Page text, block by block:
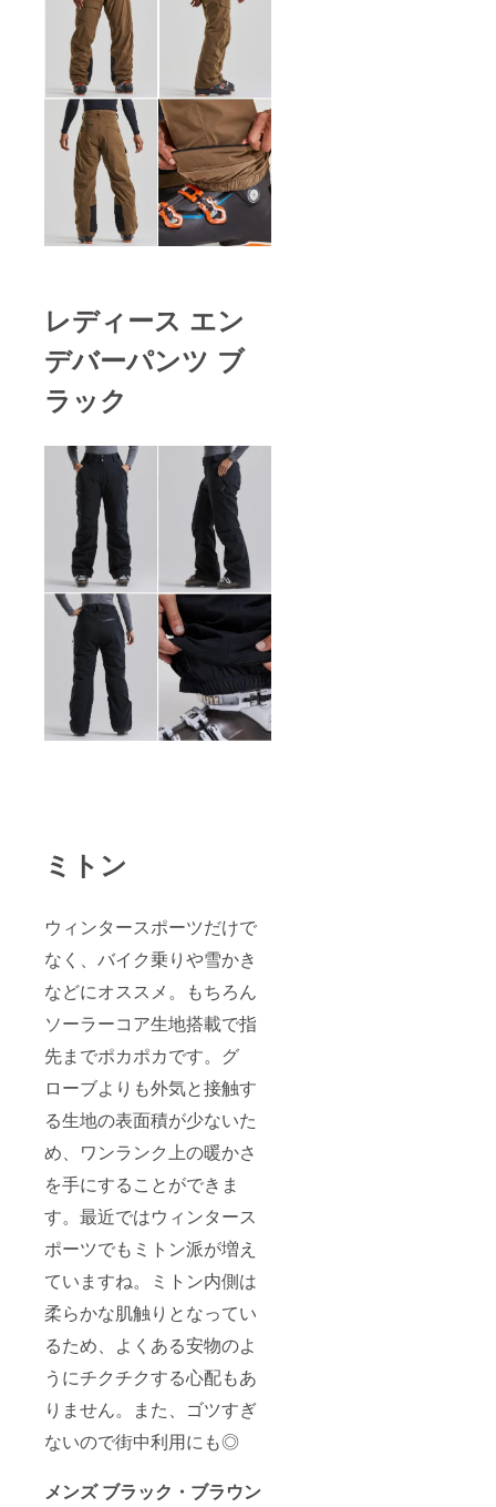
レディース エン
デバーパンツ ブ
ラック
ミトン
ウィンタースポーツだけで
なく、バイク乗りや雪かき
などにオススメ。もちろん
ソーラーコア生地搭載で指
先までポカポカです。グ
ローブよりも外気と接触す
る生地の表面積が少ないた
め、ワンランク上の暖かさ
を手にすることができま
す。最近ではウィンタース
ポーツでもミトン派が増え
ていますね。ミトン内側は
柔らかな肌触りとなってい
るため、よくある安物のよ
うにチクチクする心配もあ
りません。また、ゴツすぎ
ないので街中利用にも◎
メンズ ブラック・ブラウン